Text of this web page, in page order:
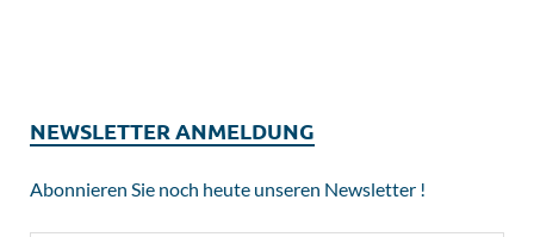
NEWSLETTER ANMELDUNG
Abonnieren Sie noch heute unseren Newsletter !